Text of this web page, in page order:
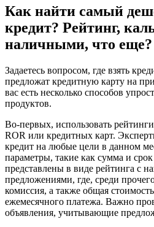
Как найти самый
кредит? Рейтинг,
наличными, что еще?
Задаетесь вопросом, где взять
предложат кредитную карту на
вас есть несколько способов
продуктов.
Во-первых, использовать
ROR или кредитных карт.
кредит на любые цели в данном
параметры, такие как сумма и
представлены в виде рейтинга с
предложениями, где, среди
комиссия, а также общая
ежемесячного платежа. Важно
объявления, учитывающие